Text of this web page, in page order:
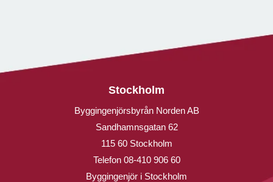
Stockholm
Byggingenjörsbyrån Norden AB
Sandhamnsgatan 62
115 60 Stockholm
Telefon 08-410 906 60
Byggingenjör i Stockholm